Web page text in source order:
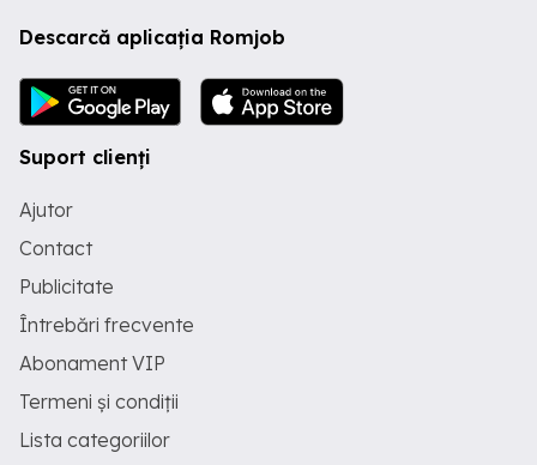
Descarcă aplicația Romjob
Suport clienți
Ajutor
Contact
Publicitate
Întrebări frecvente
Abonament VIP
Termeni și condiții
Lista categoriilor